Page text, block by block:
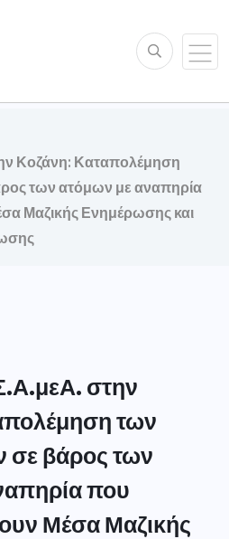
Κοζάνη: Καταπολέμηση
των ατόμων με αναπηρία
Μαζικής Ενημέρωσης και
στην
των
σε βάρος των
που
Μέσα Μαζικής